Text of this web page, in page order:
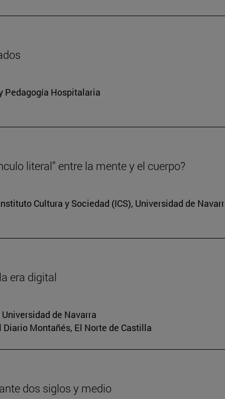
Pedagogía Hospitalaria
literal” entre la mente y el cuerpo?
Cultura y Sociedad (ICS), Universidad de
era digital
de Navarra
Diario Montañés, El Norte de Castilla
dos siglos y medio